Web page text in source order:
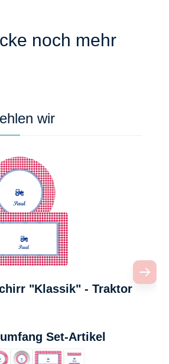
noch mehr
wir
"Klassik" - Traktor
Set-Artikel